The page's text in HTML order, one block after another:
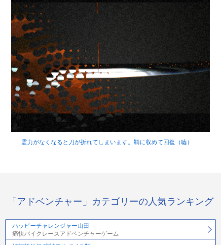
霊力がなくなると刀が折れてしまいます。鞘に収めて回復（嘘）
「アドベンチャー」カテゴリーの人気ランキング
ハッピーチャレンジャー山田
痛快バイクレースアドベンチャーゲーム